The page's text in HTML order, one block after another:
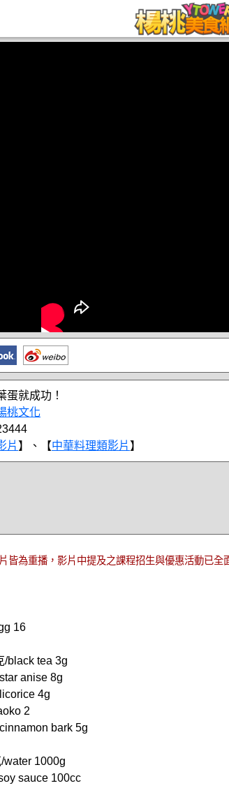
蛋就成功！
桃文化
片 】、【中華料理類影片 】
皆為重播，影片中提及之課程招生與優惠活動已全
16
/black tea 3g
anise 8g
4g
2
bark 5g
water 1000g
sauce 100cc